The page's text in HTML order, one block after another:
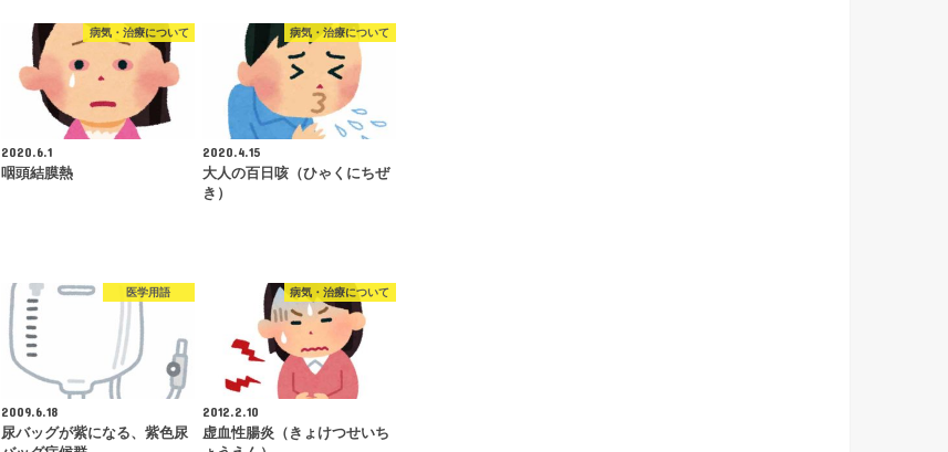
病気・治療について
2020.6.1
咽頭結膜熱
病気・治療について
2020.4.15
大人の百日咳（ひゃくにちぜ
き）
医学用語
2009.6.18
尿バッグが紫になる、紫色尿
病気・治療について
2012.2.10
虚血性腸炎（きょけつせいち